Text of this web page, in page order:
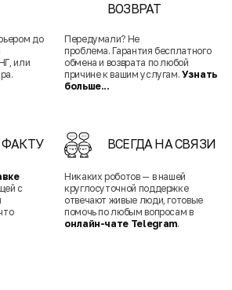
до
или
ВОЗВРАТ
Передумали? Не
проблема. Гарантия бесплатного
обмена и возврата по любой
причине к вашим услугам. Узнать
больше...
ФАКТУ
с
ВСЕГДА НА СВЯЗИ
Никаких роботов — в нашей
круглосуточной поддержке
отвечают живые люди, готовые
помочь по любым вопросам в
онлайн-чате Telegram.